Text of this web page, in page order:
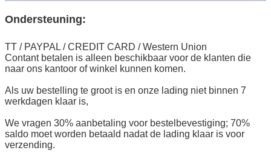
Ondersteuning:
TT / PAYPAL / CREDIT CARD / Western Union
Contant betalen is alleen beschikbaar voor de klanten die
naar ons kantoor of winkel kunnen komen.
Als uw bestelling te groot is en onze lading niet binnen 7
werkdagen klaar is,
We vragen 30% aanbetaling voor bestelbevestiging; 70%
saldo moet worden betaald nadat de lading klaar is voor
verzending.